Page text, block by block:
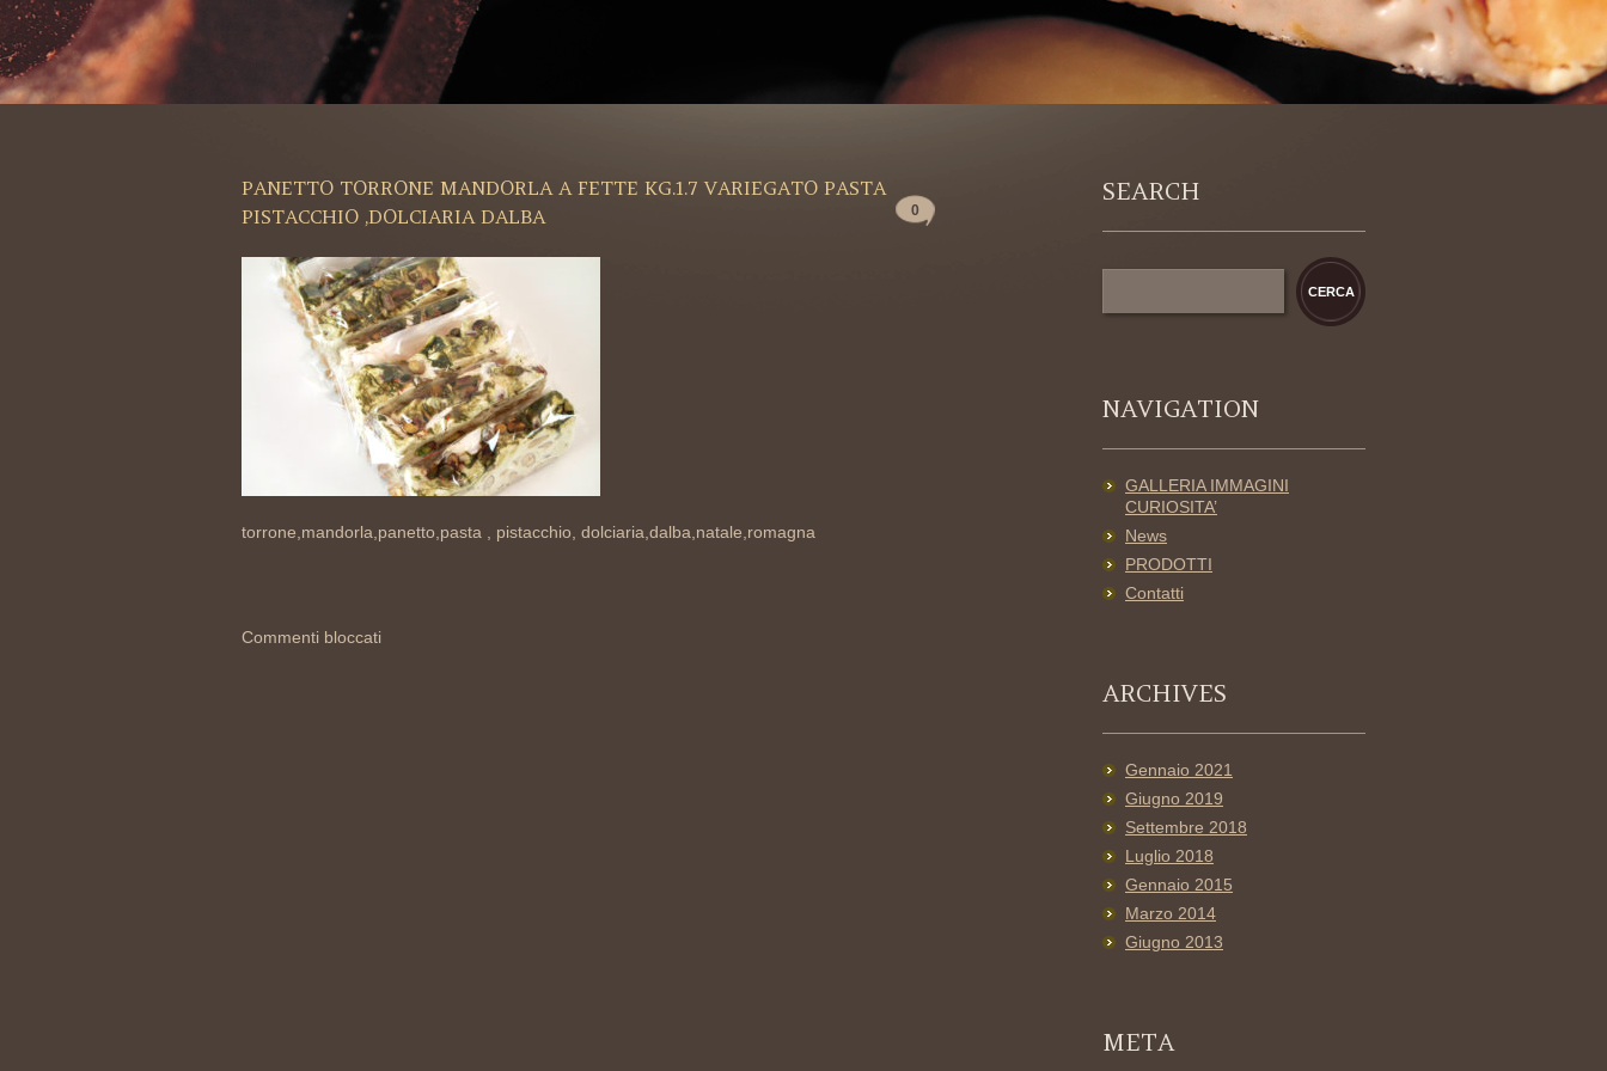
0
PANETTO TORRONE MANDORLA A FETTE KG.1.7 VARIEGATO PASTA
PISTACCHIO ,DOLCIARIA DALBA
torrone,mandorla,panetto,pasta , pistacchio, dolciaria,dalba,natale,romagna
Commenti bloccati
SEARCH
NAVIGATION
GALLERIA IMMAGINI
CURIOSITA’
News
PRODOTTI
Contatti
ARCHIVES
Gennaio 2021
Giugno 2019
Settembre 2018
Luglio 2018
Gennaio 2015
Marzo 2014
Giugno 2013
META